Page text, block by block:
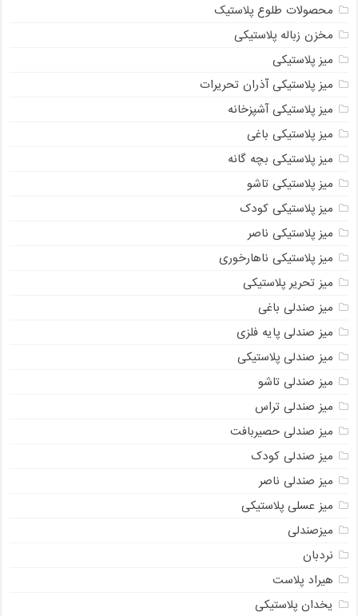
محصولات طلوع پلاستیک
مخزن زباله پلاستیکی
میز پلاستیکی
میز پلاستیکی آذران تحریرات
میز پلاستیکی آشپزخانه
میز پلاستیکی باغی
میز پلاستیکی بچه گانه
میز پلاستیکی تاشو
میز پلاستیکی کودک
میز پلاستیکی ناصر
میز پلاستیکی ناهارخوری
میز تحریر پلاستیکی
میز صندلی باغی
میز صندلی پایه فلزی
میز صندلی پلاستیکی
میز صندلی تاشو
میز صندلی تراس
میز صندلی حصیربافت
میز صندلی کودک
میز صندلی ناصر
میز عسلی پلاستیکی
میزصندلی
نردبان
هیراد پلاست
یخدان پلاستیکی